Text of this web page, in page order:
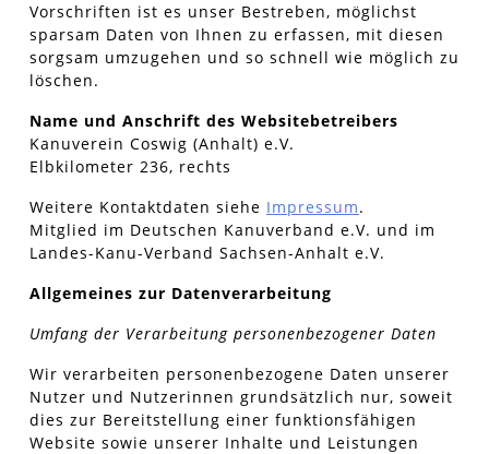
Vorschriften ist es unser Bestreben, möglichst
sparsam Daten von Ihnen zu erfassen, mit diesen
sorgsam umzugehen und so schnell wie möglich zu
löschen.
Name und Anschrift des Websitebetreibers
Kanuverein Coswig (Anhalt) e.V.
Elbkilometer 236, rechts
Weitere Kontaktdaten siehe Impressum.
Mitglied im Deutschen Kanuverband e.V. und im
Landes-Kanu-Verband Sachsen-Anhalt e.V.
Allgemeines zur Datenverarbeitung
Umfang der Verarbeitung personenbezogener Daten
Wir verarbeiten personenbezogene Daten unserer
Nutzer und Nutzerinnen grundsätzlich nur, soweit
dies zur Bereitstellung einer funktionsfähigen
Website sowie unserer Inhalte und Leistungen